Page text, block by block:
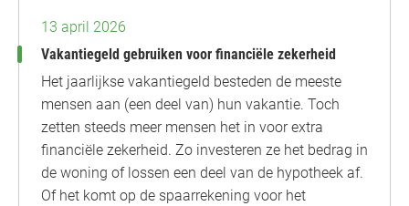
13 april 2026
Vakantiegeld gebruiken voor financiële zekerheid
Het jaarlijkse vakantiegeld besteden de meeste
mensen aan (een deel van) hun vakantie. Toch
zetten steeds meer mensen het in voor extra
financiële zekerheid. Zo investeren ze het bedrag in
de woning of lossen een deel van de hypotheek af.
Of het komt op de spaarrekening voor het